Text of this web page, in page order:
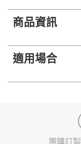
商品資訊
適用場合
團購訂製